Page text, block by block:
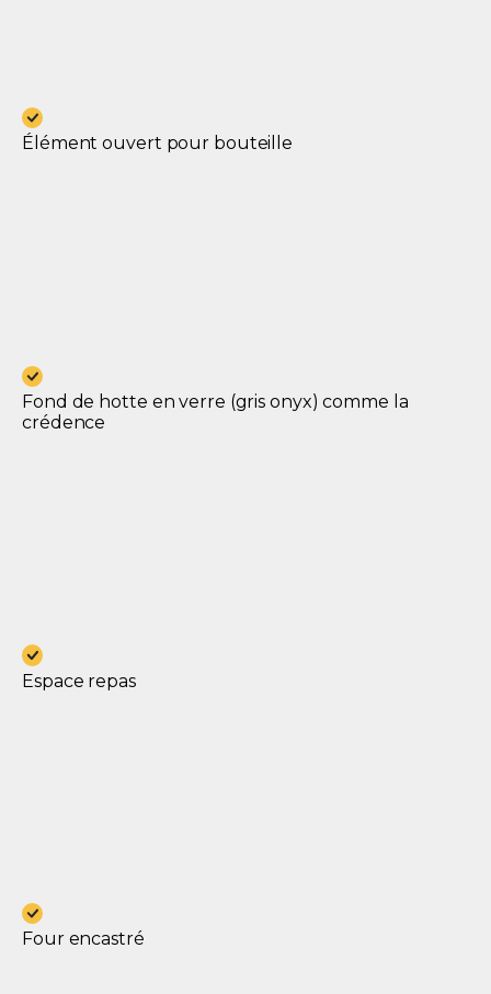
Élément ouvert pour bouteille
Fond de hotte en verre (gris onyx) comme la
crédence
Espace repas
Four encastré